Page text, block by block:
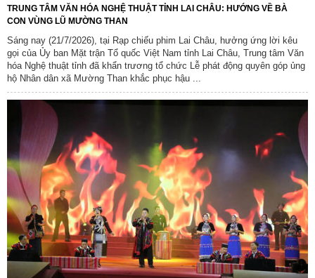
TRUNG TÂM VĂN HÓA NGHỆ THUẬT TỈNH LAI CHÂU: HƯỚNG VỀ BÀ
CON VÙNG LŨ MƯỜNG THAN
Sáng nay (21/7/2026), tại Rạp chiếu phim Lai Châu, hưởng ứng lời kêu
gọi của Ủy ban Mặt trận Tổ quốc Việt Nam tỉnh Lai Châu, Trung tâm Văn
hóa Nghệ thuật tỉnh đã khẩn trương tổ chức Lễ phát động quyên góp ủng
hộ Nhân dân xã Mường Than khắc phục hậu ...